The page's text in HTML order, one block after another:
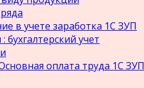
в учете заработка 1С ЗУП
учет
оплата труда 1С ЗУП